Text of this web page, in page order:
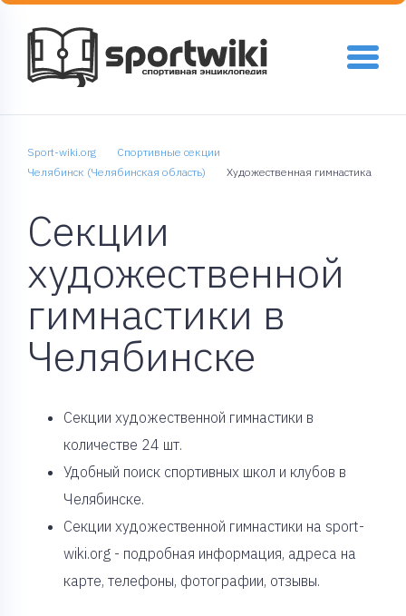
Sport-wiki.org
Спортивные секции
Челябинск (Челябинская область)
Художественная гимнастика
Секции
художественной
гимнастики в
Челябинске
Cекции художественной гимнастики в
количестве 24 шт.
Удобный поиск спортивных школ и клубов в
Челябинске.
Секции художественной гимнастики на sport-
wiki.org - подробная информация, адреса на
карте, телефоны, фотографии, отзывы.